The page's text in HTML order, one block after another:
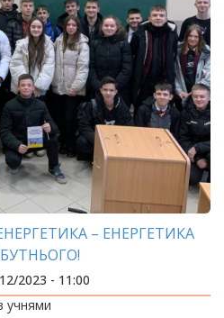
– ЕНЕРГЕТИКА
2023 - 11:00
учнями